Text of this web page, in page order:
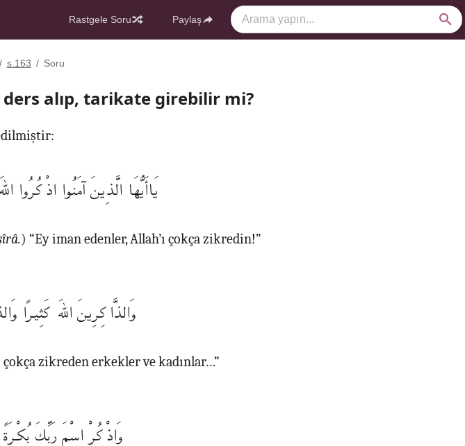
Rastgele Soru Paylaş
/ s.163 / Soru
ders alıp, tarikate girebilir mi?
يَاأَيُّهَا الَّذِينَ آمَنُوا اذْكُرُوا
) “Ey iman edenler, Allah’ı çokça zikredin!”
وَالذَّاكِرِينَ اللهَ كَثِيرًا
çokça zikreden erkekler ve kadınlar…”
وَاذْكُرْ اسْمَ رَبِّكَ بُكْرَةً